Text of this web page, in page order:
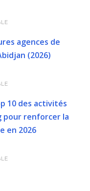
agences de
(2026)
10 des activités
pour renforcer la
en 2026